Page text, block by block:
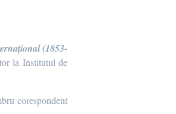
(1853-
la Institutul de
corespondent